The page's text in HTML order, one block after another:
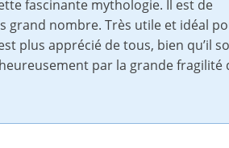
fascinante mythologie. Il est de
grand nombre. Très utile et idéal
plus apprécié de tous, bien qu’il
par la grande fragilité